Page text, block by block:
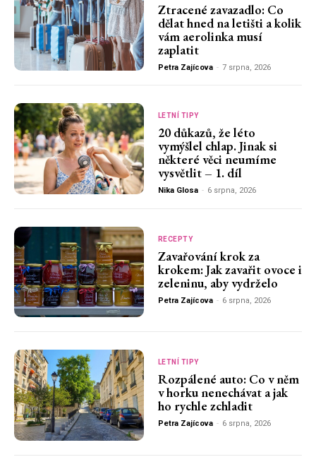
Ztracené zavazadlo: Co
dělat hned na letišti a kolik
vám aerolinka musí
zaplatit
Petra Zajícova - 7 srpna, 2026
LETNÍ TIPY
20 důkazů, že léto
vymýšlel chlap. Jinak si
některé věci neumíme
vysvětlit – 1. díl
Nika Glosa - 6 srpna, 2026
RECEPTY
Zavařování krok za
krokem: Jak zavařit ovoce i
zeleninu, aby vydrželo
Petra Zajícova - 6 srpna, 2026
LETNÍ TIPY
Rozpálené auto: Co v něm
v horku nenechávat a jak
ho rychle zchladit
Petra Zajícova - 6 srpna, 2026